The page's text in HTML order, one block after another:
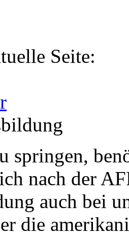
Seite:
springen,
nach der
auch bei
die